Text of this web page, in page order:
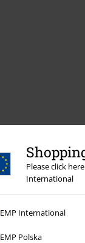
Please click
International
EMP International
EMP Polska